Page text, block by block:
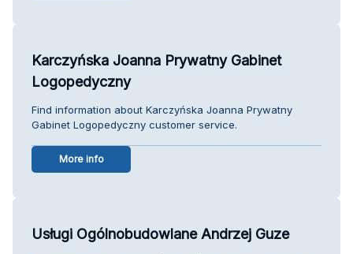
Karczyńska Joanna Prywatny Gabinet
Logopedyczny
Find information about Karczyńska Joanna Prywatny
Gabinet Logopedyczny customer service.
More info
Usługi Ogólnobudowlane Andrzej Guze